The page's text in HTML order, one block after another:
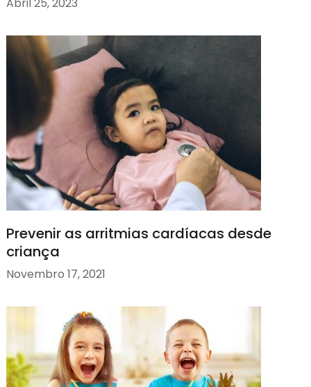
Prevenir as arritmias cardíacas desde
criança
Novembro 17, 2021